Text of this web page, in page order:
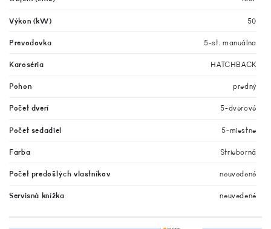
Výkon (kW) 50
Prevodovka 5-st. manuálna
Karoséria HATCHBACK
Pohon predný
Počet dverí 5-dverové
Počet sedadiel 5-miestne
Farba Strieborná
Počet predošlých vlastníkov neuvedené
Servisná knížka neuvedené